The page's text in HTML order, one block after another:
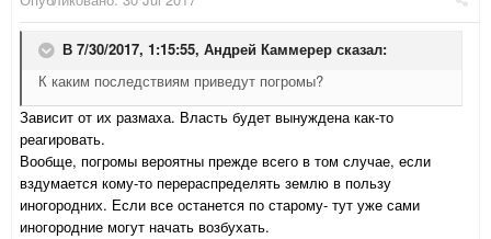
В 7/30/2017, 1:15:55, Андрей Каммерер сказал:
К каким последствиям приведут погромы?
Зависит от их размаха. Власть будет вынуждена как-то
реагировать.
Вообще, погромы вероятны прежде всего в том случае, если
вздумается кому-то перераспределять землю в пользу
иногородних. Если все останется по старому- тут уже сами
иногородние могут начать возбухать.